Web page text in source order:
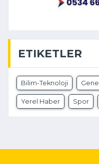
ETIKETLER
Bilim-Teknoloji Genel
Yerel Haber Spor